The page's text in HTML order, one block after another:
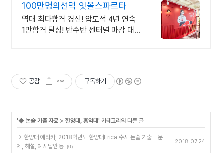
100만명의선택 잇올스파르타
역대 최다합격 경신! 압도적 4년 연속
1만합격 달성! 반수반 센터별 마감 대
공감 구독하기
'◆ 논술 기출 자료 > 한양대, 홍익대' 카테고리의 다른 글
→ 한양대 에리카] 2018학년도 한양대Erica 수시 논술 기출 - 문
제, 해설, 예시답안 등 (0)
2018.07.24